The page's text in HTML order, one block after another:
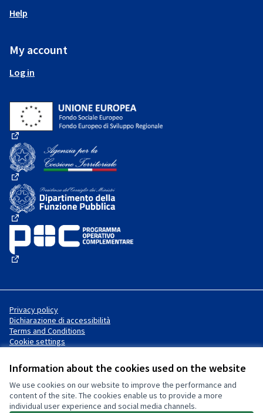
Information about the cookies used on the website
We use cookies on our website to improve the performance and
content of the site. The cookies enable us to provide a more
individual user experience and social media channels.
Help
My account
Log in
(External link)
(External link)
(External link)
Privacy policy
Dichiarazione di accessibilità
Terms and Conditions
Cookie settings
Creative Commons License
(External link)Website made withfree software
(External link)
.